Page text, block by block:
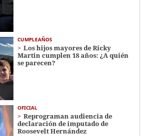
CUMPLEAÑOS
Los hijos mayores de Ricky
Martin cumplen 18 años: ¿A quién
se parecen?
OFICIAL
Reprograman audiencia de
declaración de imputado de
Roosevelt Hernández